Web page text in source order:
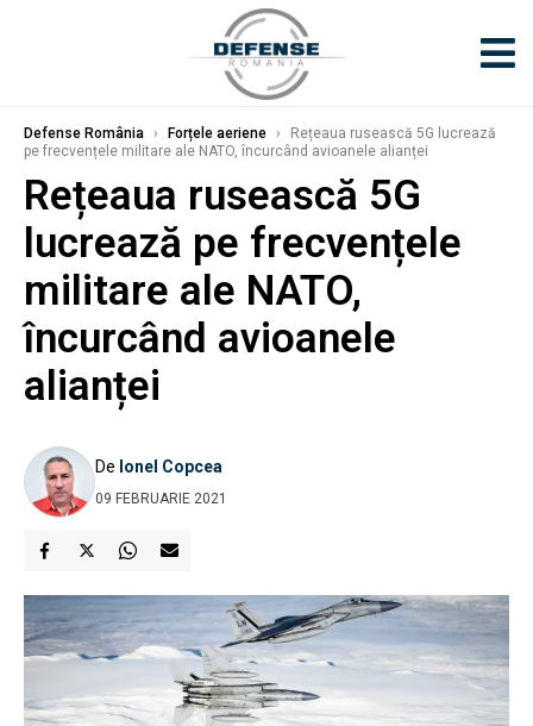
Defense România › Forțele aeriene ›
Rețeaua rusească 5G lucrează
pe frecvențele militare ale NATO, încurcând avioanele alianței
Rețeaua rusească 5G
lucrează pe frecvențele
militare ale NATO,
încurcând avioanele
alianței
De Ionel Copcea
09 FEBRUARIE 2021